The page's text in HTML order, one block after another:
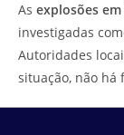
post:
As explosões
investigadas
Autoridades
situação, não há